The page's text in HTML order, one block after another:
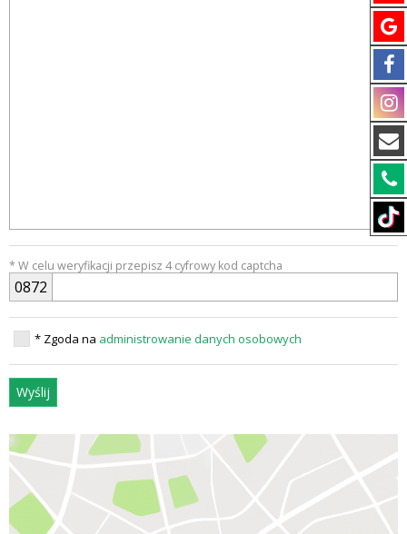
* W celu weryfikacji przepisz 4 cyfrowy kod captcha
0872
* Zgoda na administrowanie danych osobowych
Wyślij